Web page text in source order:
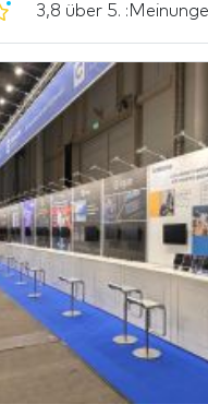
3,8 über 5.